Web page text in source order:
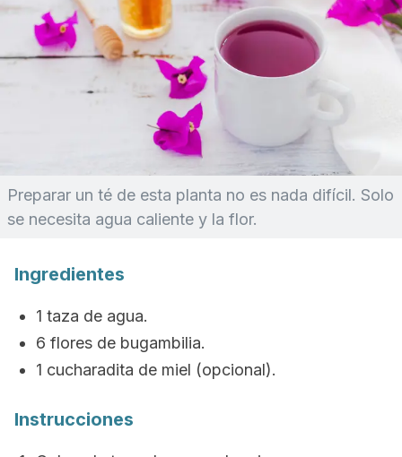
Preparar un té de esta planta no es nada difícil. Solo
se necesita agua caliente y la flor.
Ingredientes
1 taza de agua.
6 flores de bugambilia.
1 cucharadita de miel (opcional).
Instrucciones